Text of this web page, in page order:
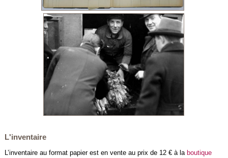
L'inventaire
L’inventaire au format papier est en vente au prix de 12 € à la boutique